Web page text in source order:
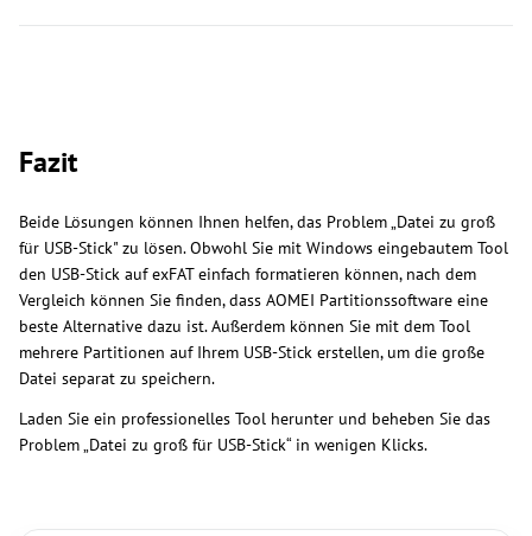
Fazit
Beide Lösungen können Ihnen helfen, das Problem „Datei zu groß
für USB-Stick" zu lösen. Obwohl Sie mit Windows eingebautem Tool
den USB-Stick auf exFAT einfach formatieren können, nach dem
Vergleich können Sie finden, dass AOMEI Partitionssoftware eine
beste Alternative dazu ist. Außerdem können Sie mit dem Tool
mehrere Partitionen auf Ihrem USB-Stick erstellen, um die große
Datei separat zu speichern.
Laden Sie ein professionelles Tool herunter und beheben Sie das
Problem „Datei zu groß für USB-Stick“ in wenigen Klicks.